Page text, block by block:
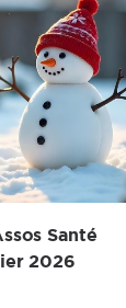
Santé
2026